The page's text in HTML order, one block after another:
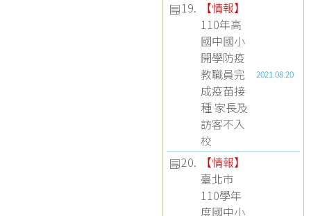
19. 【情報】
110年高
國中國小
開學防疫
教職員完
成疫苗接
種 家長及
訪客不入
校
2021.08.20
20. 【情報】
臺北市
110學年
度國中小